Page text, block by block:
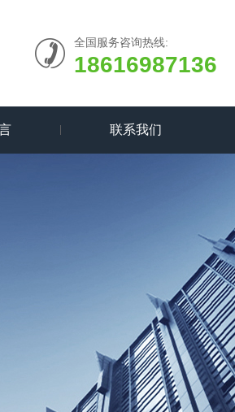
全国服务咨询热线:
18616987136
联系我们